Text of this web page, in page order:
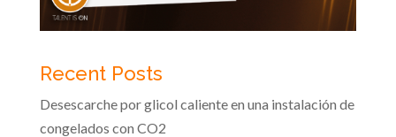
Recent Posts
Desescarche por glicol caliente en una instalación de
congelados con CO2